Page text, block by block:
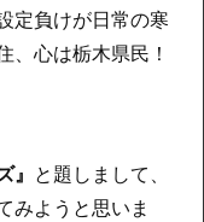
定負けが日常の寒
、心は栃木県民！
』 と題しまして、
みようと思いま